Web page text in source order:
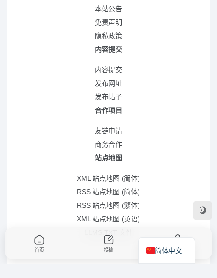
本站公告
免责声明
隐私政策
内容提交
内容提交
发布网址
发布帖子
合作项目
友链申请
商务合作
站点地图
XML 站点地图 (简体)
RSS 站点地图 (简体)
RSS 站点地图 (繁体)
XML 站点地图 (英语)
首页 投稿 我的
简体中文